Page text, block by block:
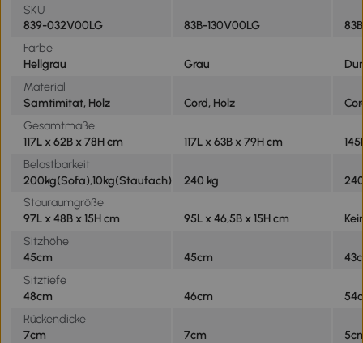
SKU
839-032V00LG
83B-130V00LG
Farbe
Hellgrau
Grau
Material
Samtimitat, Holz
Cord, Holz
Gesamtmaße
117L x 62B x 78H cm
117L x 63B x 79H cm
Belastbarkeit
200kg(Sofa),10kg(Staufach)
240 kg
Stauraumgröße
97L x 48B x 15H cm
95L x 46,5B x 15H cm
Sitzhöhe
45cm
45cm
Sitztiefe
48cm
46cm
Rückendicke
7cm
7cm